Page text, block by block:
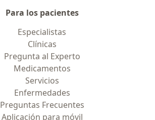
Para los pacientes
Especialistas
Clínicas
Pregunta al Experto
Medicamentos
Servicios
Enfermedades
Preguntas Frecuentes
Aplicación para móvil